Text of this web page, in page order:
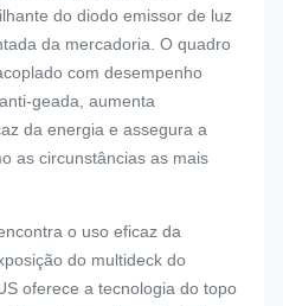
do diodo emissor de luz
da mercadoria. O quadro
com desempenho
geada, aumenta
da energia e assegura a
as circunstâncias as mais
o uso eficaz da
do multideck do
oferece a tecnologia do topo